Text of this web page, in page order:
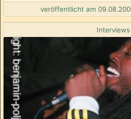
veröffentlicht am
Interviews